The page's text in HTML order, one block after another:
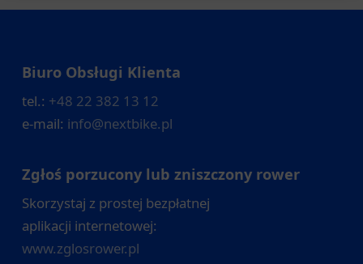
Biuro Obsługi Klienta
tel.: +48 22 382 13 12
e-mail: info@nextbike.pl
Zgłoś porzucony lub zniszczony rower
Skorzystaj z prostej bezpłatnej
aplikacji internetowej:
www.zglosrower.pl